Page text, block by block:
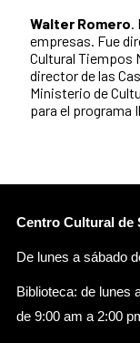
Walter Romero.
empresas. Fue
Cultural Tiempos
director de las
Ministerio de
para el programa
Centro Cultural de
De lunes a sábado
Biblioteca: de lunes
de 9:00 am a 2:00